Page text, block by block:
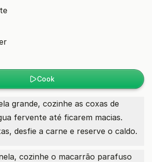
Cook
grande, cozinhe as coxas de
fervente até ficarem macias.
desfie a carne e reserve o caldo.
cozinhe o macarrão parafuso